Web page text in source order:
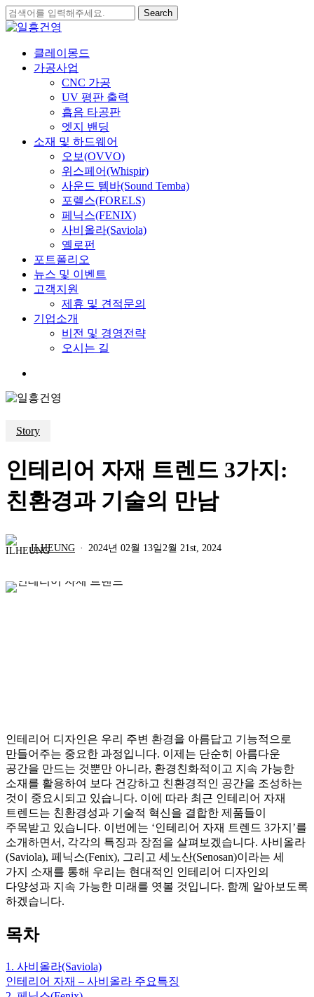
Skip
to
main
content
Search
Close
search
Menu
클레이몽드
가공사업
CNC 가공
UV 평판 출력
흡음 타공판
엣지 밴딩
소재 및 하드웨어
오보(OVVO)
위스페어(Whispir)
사운드 템바(Sound Temba)
포렐스(FORELS)
페닉스(FENIX)
사비올라(Saviola)
옐로펀
포트폴리오
뉴스 및 이벤트
고객지원
제휴 및 견적문의
기업소개
비전 및 경영전략
오시는 길
Story
인테리어 자재 트렌드 3가지:
친환경과 기술의 만남
ILHEUNG 2024년 02월 13일 2월 21st, 2024
인테리어 디자인은 우리 주변 환경을 아름답고 기능적으로
만들어주는 중요한 과정입니다. 이제는 단순히 아름다운
공간을 만드는 것뿐만 아니라, 환경친화적이고 지속 가능한
소재를 활용하여 보다 건강하고 친환경적인 공간을 조성하는
것이 중요시되고 있습니다. 이에 따라 최근 인테리어 자재
트렌드는 친환경성과 기술적 혁신을 결합한 제품들이
주목받고 있습니다. 이번에는 ‘인테리어 자재 트렌드 3가지’를
소개하면서, 각각의 특징과 장점을 살펴보겠습니다. 사비올라
(Saviola), 페닉스(Fenix), 그리고 세노산(Senosan)이라는 세
가지 소재를 통해 우리는 현대적인 인테리어 디자인의
다양성과 지속 가능한 미래를 엿볼 것입니다. 함께 알아보도록
하겠습니다.
목차
1. 사비올라(Saviola)
인테리어 자재 – 사비올라 주요특징